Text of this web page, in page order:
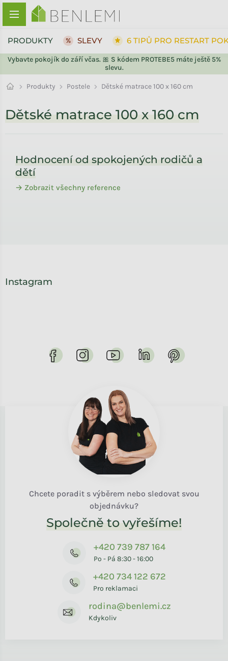
Přejít na obsah
Vybavte pokojík do září včas. 🎀 S kódem PROTEBE5 máte ještě 5%
slevu.
PRODUKTY SLEVY 6 TIPŮ PRO RESTART
Produkty Postele Dětské matrace 100 x 160 cm
Dětské matrace 100 x 160 cm
Hodnocení od spokojených rodičů a
dětí
→ Zobrazit všechny reference
Instagram
Chcete poradit s výběrem nebo sledovat svou
objednávku?
Společně to vyřešíme!
+420 739 787 164
Po - Pá 8:30 - 16:00
+420 734 122 672
Pro reklamaci
rodina@benlemi.cz
Kdykoliv